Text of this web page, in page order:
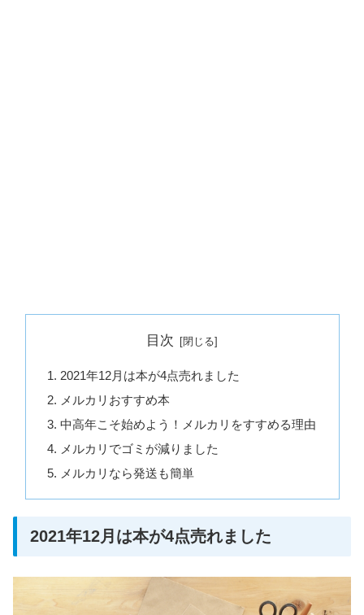
目次
2021年12月は本が4点売れました
メルカリおすすめ本
中高年こそ始めよう！メルカリをすすめる理由
メルカリでゴミが減りました
メルカリなら発送も簡単
2021年12月は本が4点売れました